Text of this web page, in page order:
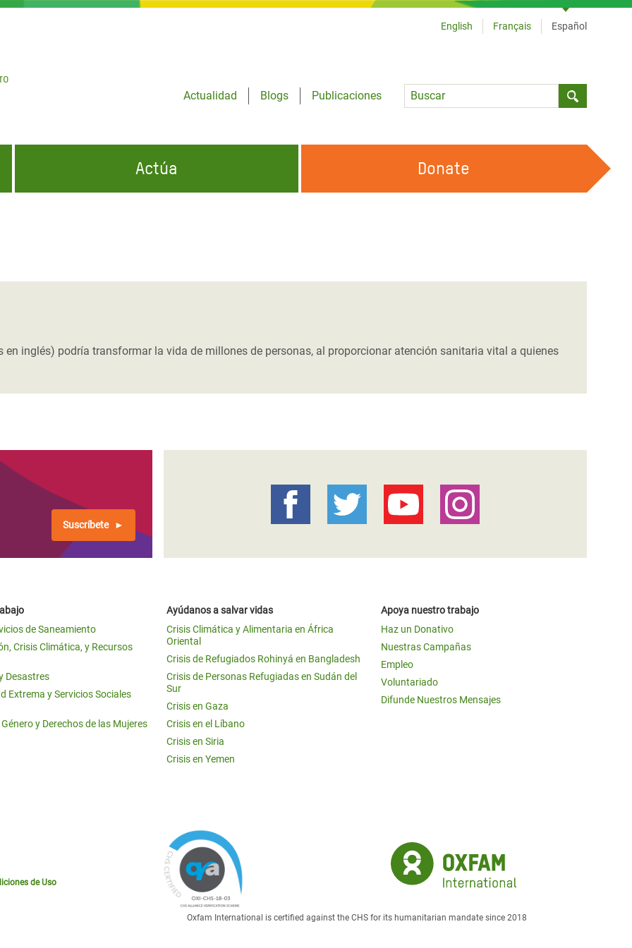
Actualidad
Blogs
Publicaciones
Language
English Français Español
Appeal
por la Crisis en
Oriental
del Sur
Siria
en Yemen
Actúa Donate
en inglés) podría transformar la vida de millones de personas, al proporcionar atención sanitaria vital a quienes
Suscríbete
de Saneamiento
Crisis Climática, y Recursos
Desastres
Extrema y Servicios Sociales
y Derechos de las Mujeres
Ayúdanos a salvar vidas
Crisis Climática y Alimentaria en África
Oriental
Crisis de Refugiados Rohinyá en Bangladesh
Crisis de Personas Refugiadas en Sudán del
Sur
Crisis en Gaza
Crisis en el Líbano
Crisis en Siria
Crisis en Yemen
Apoya nuestro trabajo
Haz un Donativo
Nuestras Campañas
Empleo
Voluntariado
Difunde Nuestros Mensajes
de Uso
Oxfam International is certified against the CHS for its humanitarian mandate since 2018